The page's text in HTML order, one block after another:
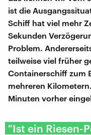
ist die
Schiff hat viel mehr
Sekunden
Problem.
teilweise viel früher
Containerschiff zum
mehreren
Minuten vorher
"Ist ein Riesen-